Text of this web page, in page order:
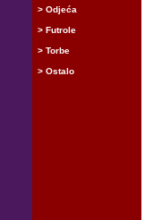
> Odjeća
> Futrole
> Torbe
> Ostalo